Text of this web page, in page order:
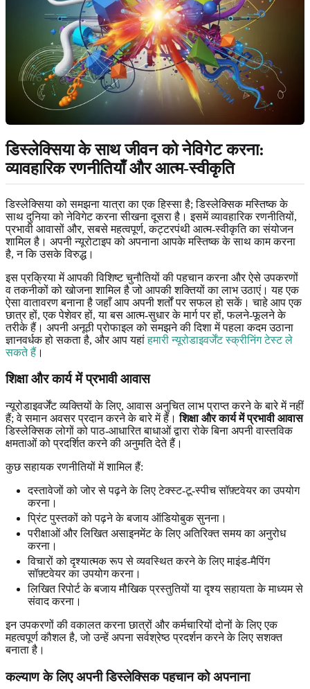
डिस्लेक्सिया के साथ जीवन को नेविगेट करना:
व्यावहारिक रणनीतियाँ और आत्म-स्वीकृति
डिस्लेक्सिया को समझना यात्रा का एक हिस्सा है; डिस्लेक्सिक मस्तिष्क के
साथ दुनिया को नेविगेट करना सीखना दूसरा है। इसमें व्यावहारिक रणनीतियों,
प्रभावी आवासों और, सबसे महत्वपूर्ण, कट्टरपंथी आत्म-स्वीकृति का संयोजन
शामिल है। अपनी न्यूरोटाइप को अपनाना आपके मस्तिष्क के साथ काम करना
है, न कि उसके विरुद्ध।
इस प्रक्रिया में आपकी विशिष्ट चुनौतियों की पहचान करना और ऐसे उपकरणों
व तकनीकों को खोजना शामिल है जो आपकी शक्तियों का लाभ उठाएं। यह एक
ऐसा वातावरण बनाना है जहाँ आप अपनी शर्तों पर सफल हो सकें। चाहे आप एक
छात्र हों, एक पेशेवर हों, या बस आत्म-सुधार के मार्ग पर हों, फलने-फूलने के
तरीके हैं। अपनी अनूठी प्रोफाइल को समझने की दिशा में पहला कदम उठाना
ज्ञानवर्धक हो सकता है, और आप यहांहमारी न्यूरोडाइवर्जेंट स्क्रीनिंग टेस्ट ले
सकते हैं ।
शिक्षा और कार्य में प्रभावी आवास
न्यूरोडाइवर्जेंट व्यक्तियों के लिए, आवास अनुचित लाभ प्राप्त करने के बारे में नहीं
हैं; वे समान अवसर प्रदान करने के बारे में हैं।शिक्षा और कार्य में प्रभावी आवास
डिस्लेक्सिक लोगों को पाठ-आधारित बाधाओं द्वारा रोके बिना अपनी वास्तविक
क्षमताओं को प्रदर्शित करने की अनुमति देते हैं।
कुछ सहायक रणनीतियों में शामिल हैं:
दस्तावेजों को जोर से पढ़ने के लिए टेक्स्ट-टू-स्पीच सॉफ़्टवेयर का उपयोग
करना।
प्रिंट पुस्तकों को पढ़ने के बजाय ऑडियोबुक सुनना।
परीक्षाओं और लिखित असाइनमेंट के लिए अतिरिक्त समय का अनुरोध
करना।
विचारों को दृश्यात्मक रूप से व्यवस्थित करने के लिए माइंड-मैपिंग
सॉफ़्टवेयर का उपयोग करना।
लिखित रिपोर्ट के बजाय मौखिक प्रस्तुतियों या दृश्य सहायता के माध्यम से
संवाद करना।
इन उपकरणों की वकालत करना छात्रों और कर्मचारियों दोनों के लिए एक
महत्वपूर्ण कौशल है, जो उन्हें अपना सर्वश्रेष्ठ प्रदर्शन करने के लिए सशक्त
बनाता है।
कल्याण के लिए अपनी डिस्लेक्सिक पहचान को अपनाना